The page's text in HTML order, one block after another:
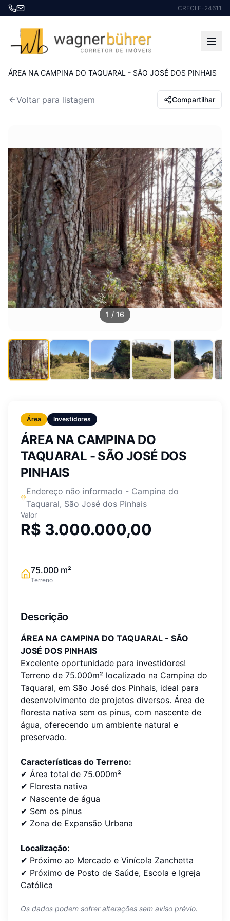
CRECI F-24611
ÁREA NA CAMPINA DO TAQUARAL - SÃO JOSÉ DOS PINHAIS
Voltar para listagem Compartilhar
1 / 16
Área Investidores
ÁREA NA CAMPINA DO
TAQUARAL - SÃO JOSÉ DOS
PINHAIS
Endereço não informado - Campina do
Taquaral, São José dos Pinhais
Valor
R$ 3.000.000,00
75.000 m²
Terreno
Descrição
ÁREA NA CAMPINA DO TAQUARAL - SÃO
JOSÉ DOS PINHAIS
Excelente oportunidade para investidores!
Terreno de 75.000m² localizado na Campina do
Taquaral, em São José dos Pinhais, ideal para
desenvolvimento de projetos diversos. Área de
floresta nativa sem os pinus, com nascente de
água, oferecendo um ambiente natural e
preservado.
Características do Terreno:
✔ Área total de 75.000m²
✔ Floresta nativa
✔ Nascente de água
✔ Sem os pinus
✔ Zona de Expansão Urbana
Localização:
✔ Próximo ao Mercado e Vinícola Zanchetta
✔ Próximo de Posto de Saúde, Escola e Igreja
Católica
Os dados podem sofrer alterações sem aviso prévio.